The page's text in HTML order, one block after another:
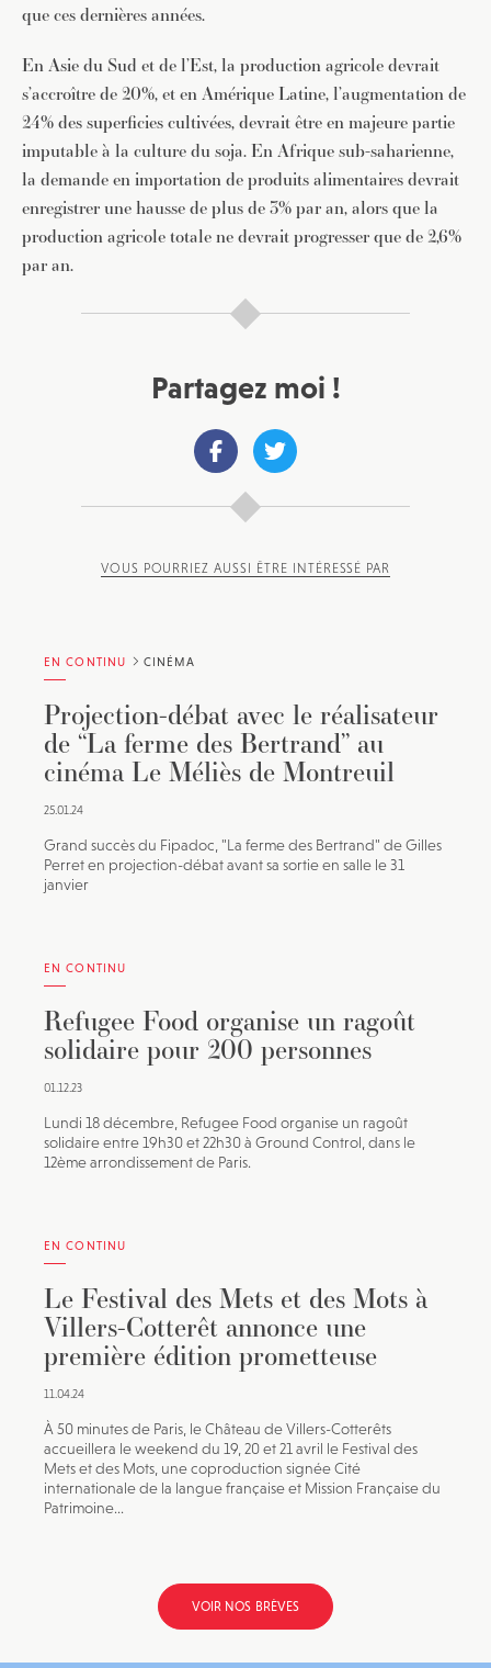
que ces dernières années.
En Asie du Sud et de l’Est, la production agricole devrait
s’accroître de 20%, et en Amérique Latine, l’augmentation de
24% des superficies cultivées, devrait être en majeure partie
imputable à la culture du soja. En Afrique sub-saharienne,
la demande en importation de produits alimentaires devrait
enregistrer une hausse de plus de 3% par an, alors que la
production agricole totale ne devrait progresser que de 2,6%
par an.
Partagez moi !
VOUS POURRIEZ AUSSI ÊTRE INTÉRESSÉ PAR
EN CONTINU CINÉMA
Projection-débat avec le réalisateur
de “La ferme des Bertrand” au
cinéma Le Méliès de Montreuil
25.01.24
Grand succès du Fipadoc, "La ferme des Bertrand" de Gilles
Perret en projection-débat avant sa sortie en salle le 31
janvier
EN CONTINU
Refugee Food organise un ragoût
solidaire pour 200 personnes
01.12.23
Lundi 18 décembre, Refugee Food organise un ragoût
solidaire entre 19h30 et 22h30 à Ground Control, dans le
12ème arrondissement de Paris.
EN CONTINU
Le Festival des Mets et des Mots à
Villers-Cotterêt annonce une
première édition prometteuse
11.04.24
À 50 minutes de Paris, le Château de Villers-Cotterêts
accueillera le weekend du 19, 20 et 21 avril le Festival des
Mets et des Mots, une coproduction signée Cité
internationale de la langue française et Mission Française du
Patrimoine...
VOIR NOS BRÈVES